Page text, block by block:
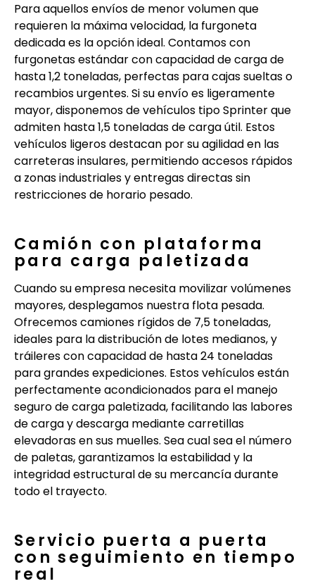
Para aquellos envíos de menor volumen que
requieren la máxima velocidad, la furgoneta
dedicada es la opción ideal. Contamos con
furgonetas estándar con capacidad de carga de
hasta 1,2 toneladas, perfectas para cajas sueltas o
recambios urgentes. Si su envío es ligeramente
mayor, disponemos de vehículos tipo Sprinter que
admiten hasta 1,5 toneladas de carga útil. Estos
vehículos ligeros destacan por su agilidad en las
carreteras insulares, permitiendo accesos rápidos
a zonas industriales y entregas directas sin
restricciones de horario pesado.
Camión con plataforma
para carga paletizada
Cuando su empresa necesita movilizar volúmenes
mayores, desplegamos nuestra flota pesada.
Ofrecemos camiones rígidos de 7,5 toneladas,
ideales para la distribución de lotes medianos, y
tráileres con capacidad de hasta 24 toneladas
para grandes expediciones. Estos vehículos están
perfectamente acondicionados para el manejo
seguro de carga paletizada, facilitando las labores
de carga y descarga mediante carretillas
elevadoras en sus muelles. Sea cual sea el número
de paletas, garantizamos la estabilidad y la
integridad estructural de su mercancía durante
todo el trayecto.
Servicio puerta a puerta
con seguimiento en tiempo
real